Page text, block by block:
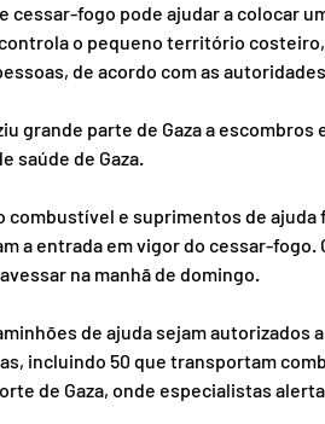
cessar-fogo pode ajudar a colocar
o pequeno território
de acordo com as
grande parte de Gaza a
saúde de Gaza.
combustível e suprimentos de
a entrada em vigor do cessar-fogo.
na manhã de domingo.
de ajuda sejam autorizados
incluindo 50 que transportam
de Gaza, onde especialistas